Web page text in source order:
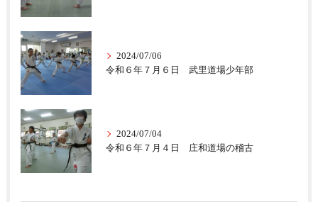
2024/07/06
令和６年７月６日 武里道場少年部
2024/07/04
令和６年７月４日 庄和道場の稽古